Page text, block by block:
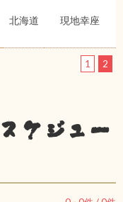
北海道 現地幸座
1 2
ケジュー